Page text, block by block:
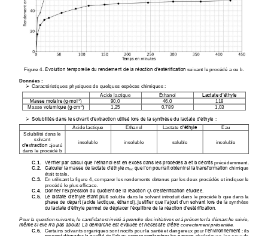
Figure 4. Évolution temporelle du rendement de la réaction d’estérification suivant le procédé a ou b.
Données :
➢ Caractéristiques physiques de quelques espèces chimiques :
Acide lactique
Éthanol
Lactate d’éthyle
Masse molaire (g∙mol-1) 90,0 46,0
118
Masse volumique (g∙cm-3) 1,25 0,789
1,03
➢ Solubilités dans le solvant d’extraction utilisé lors de la synthèse du lactate d’éthyle :
Acide lactique
Éthanol Lactate d’éthyle
Eau
Solubilité dans le
solvant
d’extraction ajouté
dans le procédé b
insoluble insoluble soluble insoluble
C.1. Vérifier par calcul que l’éthanol est en excès dans les procédés a et b décrits précédemment.
C.2.
Calculer la masse de lactate d’éthyle mlac que l’on pourrait obtenir si la transformation chimique
était totale.
C.3.
En utilisant la figure 4, comparer les rendements obtenus par les deux procédés et indiquer le
procédé le plus efficace.
C.4.
Donner l’expression du quotient de la réaction Qr d’estérification étudiée.
C.5.
Le lactate d’éthyle étant plus soluble dans le solvant introduit dans le procédé b que dans la
phase de départ (acide lactique, éthanol), justifier que l’ajout d’un solvant lors de la synthèse
du lactate d’éthyle permet de déplacer l’équilibre de la réaction d’estérification.
Pour la question suivante, le candidat est invité à prendre des initiatives et à présenter la démarche suivie,
même si elle n’a pas abouti. La démarche est évaluée et nécessite d’être correctement présentée.
C.6.
Certains solvants organiques sont nocifs pour la santé et dangereux pour l’environnement : ils